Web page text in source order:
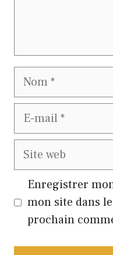
Nom
E-
Site
Enregistrer
mon site dans
prochain